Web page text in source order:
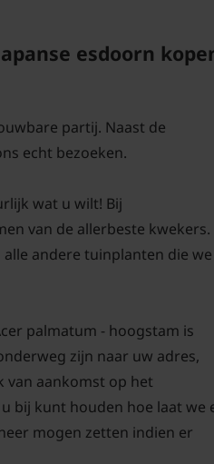
herfst, winter,
esdoorn
partij. Naast de
echt bezoeken.
wat u wilt! Bij
van de allerbeste kwekers.
andere tuinplanten die we
palmatum - hoogstam is
zijn naar uw adres,
van aankomst op het
bij kunt houden hoe laat we
mogen zetten indien er